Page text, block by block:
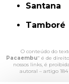
Santana
Tamboré
O conteúdo do
Pacaembu" é de
nossos links, é
autoral – artigo